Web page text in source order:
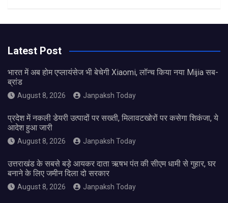
Latest Post
भारत में अब होम एप्लायंसेज भी बेचेगी Xiaomi, लॉन्च किया नया Mijia सब-
ब्रांड
August 8, 2026 Janpaksh Today
प्रदेश में नकली डेयरी उत्पादों पर सख्ती, मिलावटखोरों पर कसेगा शिकंजा, ये
आदेश हुआ जारी
August 8, 2026 Janpaksh Today
उत्तराखंड के सबसे बड़े आयकर दाता ऋषभ पंत की सीएम धामी से गुहार, घर
बनाने के लिए जमीन दिला दो सरकार
August 8, 2026 Janpaksh Today